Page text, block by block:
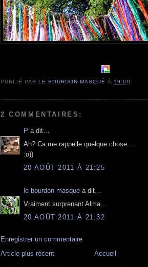
PUBLIÉ PARLE BOURDON MASQUÉ À 19:00
2 COMMENTAIRES:
P a dit…
Ah? Ca me rappelle quelque chose....
:o))
20 AOÛT 2011 À 21:25
le bourdon masqué a dit…
Vraiment surprenant Alma...
20 AOÛT 2011 À 21:32
Enregistrer un commentaire
Article plus récent
Accueil